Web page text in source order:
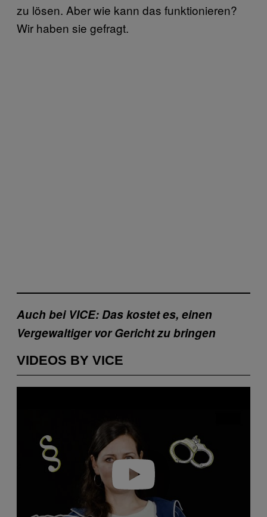
zu lösen. Aber wie kann das funktionieren?
Wir haben sie gefragt.
Auch bei VICE: Das kostet es, einen
Vergewaltiger vor Gericht zu bringen
VIDEOS BY VICE
Play video